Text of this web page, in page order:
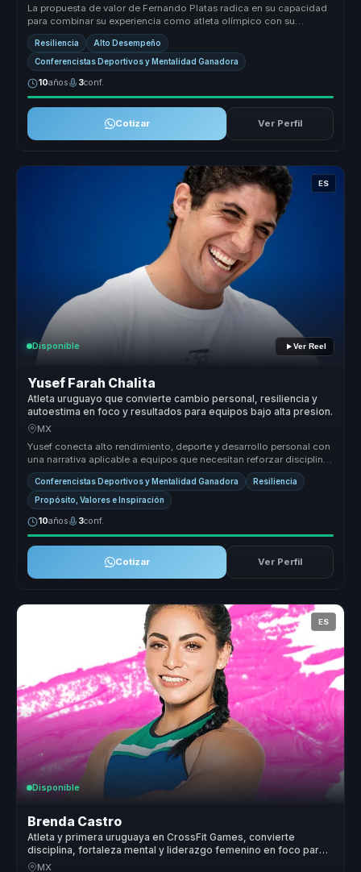
La propuesta de valor de Fernando Platas radica en su capacidad
para combinar su experiencia como atleta olímpico con su
conocimiento en ...
Resiliencia Alto Desempeño
Conferencistas Deportivos y Mentalidad Ganadora
10años 3conf.
Cotizar Ver Perfil
ES
Disponible Ver Reel
Yusef Farah Chalita
Atleta uruguayo que convierte cambio personal, resiliencia y
autoestima en foco y resultados para equipos bajo alta presion.
MX
Yusef conecta alto rendimiento, deporte y desarrollo personal con
una narrativa aplicable a equipos que necesitan reforzar disciplina,
re...
Conferencistas Deportivos y Mentalidad Ganadora Resiliencia
Propósito, Valores e Inspiración
10años 3conf.
Cotizar Ver Perfil
ES
Disponible
Brenda Castro
Atleta y primera uruguaya en CrossFit Games, convierte
disciplina, fortaleza mental y liderazgo femenino en foco para
equipos.
MX